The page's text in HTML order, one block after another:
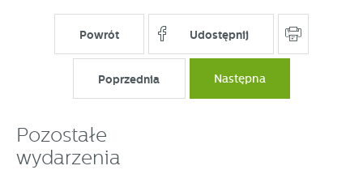
Powrót Udostępnij
Poprzednia Następna
Pozostałe
wydarzenia